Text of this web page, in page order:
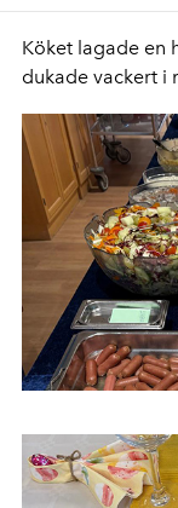
Köket lagade en
dukade vackert i